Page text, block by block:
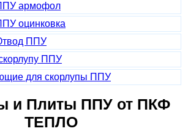
армофол
оцинковка
ППУ
ППУ
для скорлупы ППУ
и Плиты ППУ от ПКФ
ТЕПЛО